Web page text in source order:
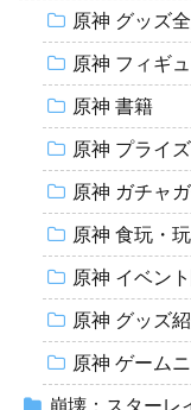
原神 グッズ
原神 フィギ
原神 書籍
原神 プライズ
原神 ガチャ
原神 食玩・
原神 イベン
原神 グッズ
原神 ゲーム